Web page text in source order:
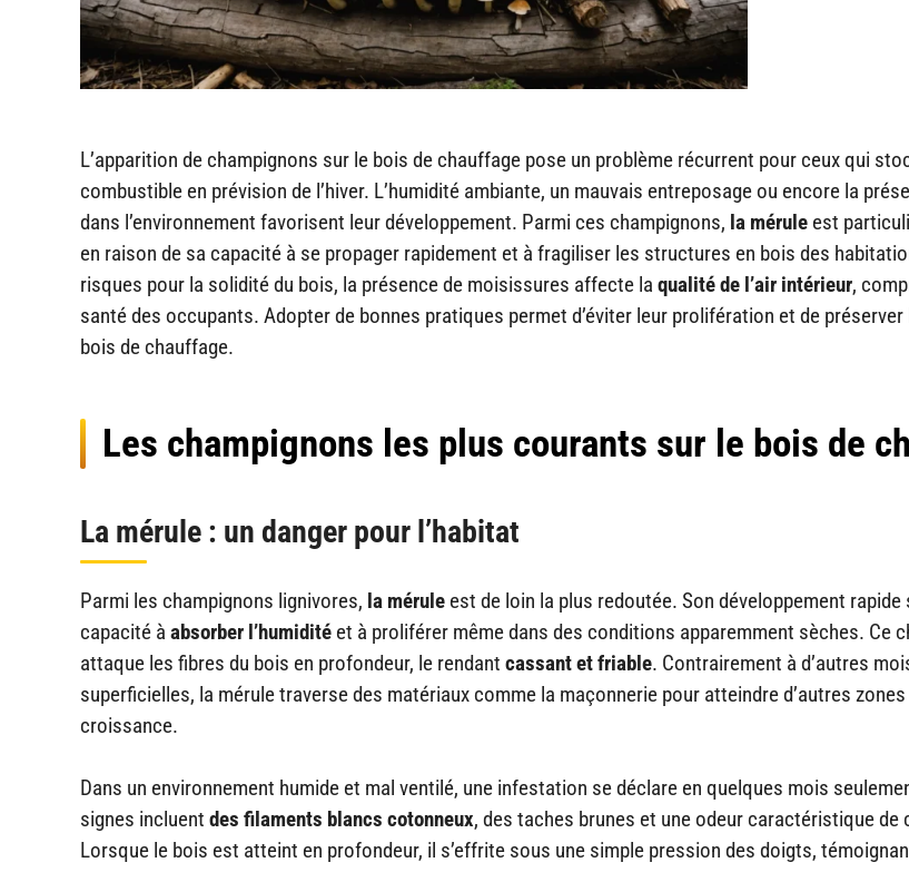
L’apparition de champignons sur le bois de chauffage pose un problème récurrent pour ceux qui
combustible en prévision de l’hiver. L’humidité ambiante, un mauvais entreposage ou encore la
dans l’environnement favorisent leur développement. Parmi ces champignons, la mérule est
en raison de sa capacité à se propager rapidement et à fragiliser les structures en bois des
risques pour la solidité du bois, la présence de moisissures affecte la qualité de l’air intérieur,
santé des occupants. Adopter de bonnes pratiques permet d’éviter leur prolifération et de
bois de chauffage.
Les champignons les plus courants sur le bois de
La mérule : un danger pour l’habitat
Parmi les champignons lignivores, la mérule est de loin la plus redoutée. Son développement rapide
capacité à absorber l’humidité et à proliférer même dans des conditions apparemment sèches. Ce
attaque les fibres du bois en profondeur, le rendant cassant et friable. Contrairement à d’autres
superficielles, la mérule traverse des matériaux comme la maçonnerie pour atteindre d’autres
croissance.
Dans un environnement humide et mal ventilé, une infestation se déclare en quelques mois
signes incluent des filaments blancs cotonneux, des taches brunes et une odeur caractéristique de
Lorsque le bois est atteint en profondeur, il s’effrite sous une simple pression des doigts,